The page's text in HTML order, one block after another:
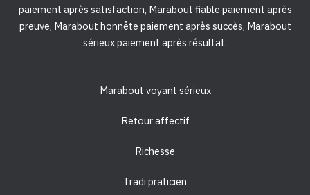
paiement après satisfaction, Marabout fiable paiement après
preuve, Marabout honnête paiement après succès, Marabout
sérieux paiement après résultat.
Marabout voyant sérieux
Retour affectif
Richesse
Tradi praticien